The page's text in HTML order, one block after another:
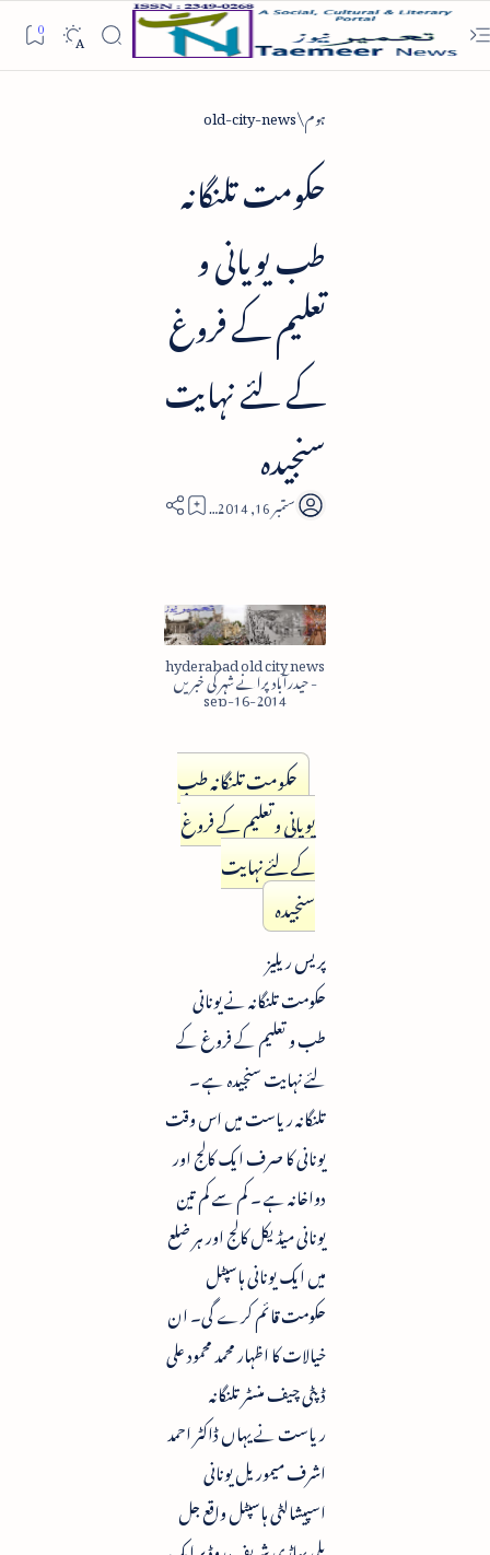
ہوم old-city-news
حکومت تلنگانہ
طب یویانی و
تعلیم کے فروغ
کے لئے نہایت
سنجیدہ
5
hyderabad old city news
- حیدرآباد پرانے شہر کی خبریں
2014-sep-16
حکومت تلنگانہ طب
یویانی و تعلیم کے فروغ
کے لئے نہایت
سنجیدہ
پریس ریلیز
حکومت تلنگانہ نے یونانی
طب و تعلیم کے فروغ کے
لئے نہایت سنجیدہ ہے ۔
تلنگانہ ریاست میں اس وقت
یونانی کا صرف ایک کالج اور
دواخانہ ہے ۔ کم سے کم تین
یونانی میڈیکل کالج اور ہر ضلع
میں ایک یونانی ہاسپٹل
حکومت قائم کرے گی۔ ان
خیالات کا اظہار محمد محمود علی
ڈپٹی چیف منسٹر تلنگانہ
ریاست نے یہاں ڈاکٹر احمد
اشرف میموریل یونانی
اسپیشالٹی ہاسپٹل واقع جل